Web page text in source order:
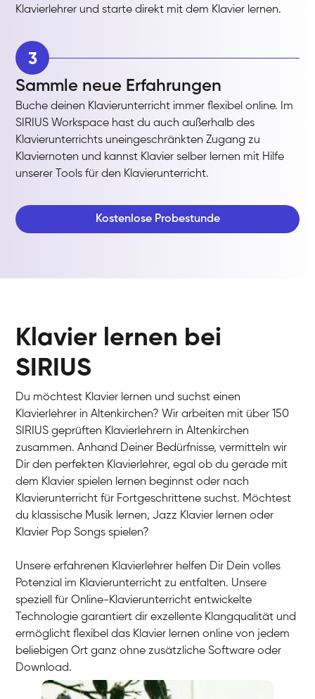
Klavierlehrer und starte direkt mit dem Klavier lernen.
3
Sammle neue Erfahrungen
Buche deinen Klavierunterricht immer flexibel online. Im
SIRIUS Workspace hast du auch außerhalb des
Klavierunterrichts uneingeschränkten Zugang zu
Klaviernoten und kannst Klavier selber lernen mit Hilfe
unserer Tools für den Klavierunterricht.
Kostenlose Probestunde
Klavier lernen bei
SIRIUS
Du möchtest Klavier lernen und suchst einen
Klavierlehrer in Altenkirchen? Wir arbeiten mit über 150
SIRIUS geprüften Klavierlehrern in Altenkirchen
zusammen. Anhand Deiner Bedürfnisse, vermitteln wir
Dir den perfekten Klavierlehrer, egal ob du gerade mit
dem Klavier spielen lernen beginnst oder nach
Klavierunterricht für Fortgeschrittene suchst. Möchtest
du klassische Musik lernen, Jazz Klavier lernen oder
Klavier Pop Songs spielen?
Unsere erfahrenen Klavierlehrer helfen Dir Dein volles
Potenzial im Klavierunterricht zu entfalten. Unsere
speziell für Online-Klavierunterricht entwickelte
Technologie garantiert dir exzellente Klangqualität und
ermöglicht flexibel das Klavier lernen online von jedem
beliebigen Ort ganz ohne zusätzliche Software oder
Download.